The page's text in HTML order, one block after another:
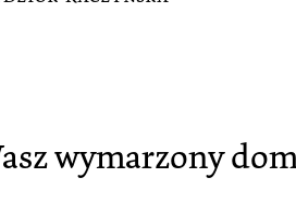
wymarzony